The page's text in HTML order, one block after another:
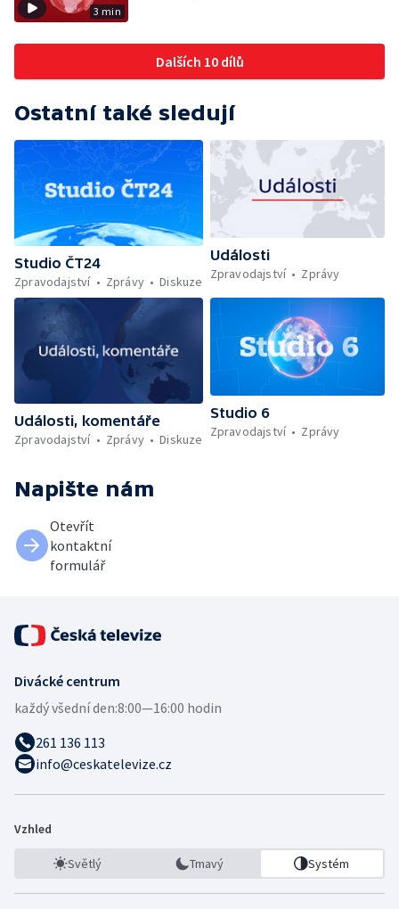
3 min
Dalších 10 dílů
Ostatní také sledují
Studio ČT24
Zpravodajství
Zprávy Diskuze
Události
Zpravodajství
Zprávy
Události, komentáře
Zpravodajství
Zprávy Diskuze
Studio 6
Zpravodajství
Zprávy
Napište nám
Otevřít
kontaktní
formulář
Divácké centrum
každý všední den:8:00—16:00 hodin
261 136 113
info@ceskatelevize.cz
Vzhled
Světlý Tmavý Systém